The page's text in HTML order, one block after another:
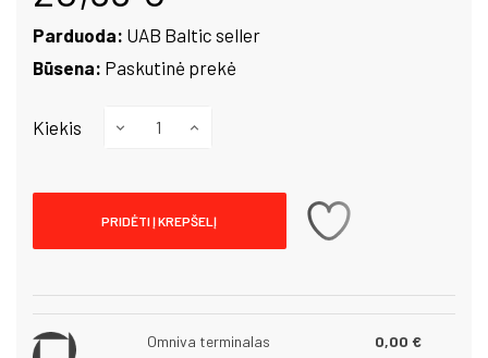
Parduoda: UAB Baltic seller
Būsena: Paskutinė prekė
Kiekis
PRIDĖTI Į KREPŠELĮ
Omniva terminalas 0,00 €